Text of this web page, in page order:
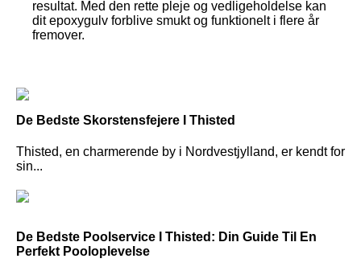
resultat. Med den rette pleje og vedligeholdelse kan
dit epoxygulv forblive smukt og funktionelt i flere år
fremover.
De Bedste Skorstensfejere I Thisted
Thisted, en charmerende by i Nordvestjylland, er kendt for
sin...
De Bedste Poolservice I Thisted: Din Guide Til En
Perfekt Pooloplevelse